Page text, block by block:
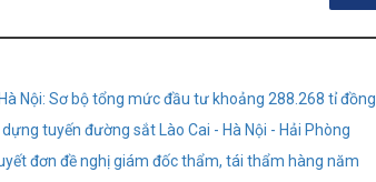
Nội: Sơ bộ tổng mức đầu tư khoảng 288.268 tỉ đồng
tuyến đường sắt Lào Cai - Hà Nội - Hải Phòng
đơn đề nghị giám đốc thẩm, tái thẩm hàng năm